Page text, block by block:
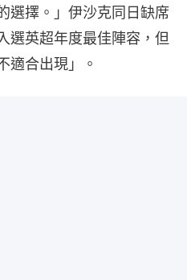
選擇。」伊沙克同日缺席
選英超年度最佳陣容，但
適合出現」。